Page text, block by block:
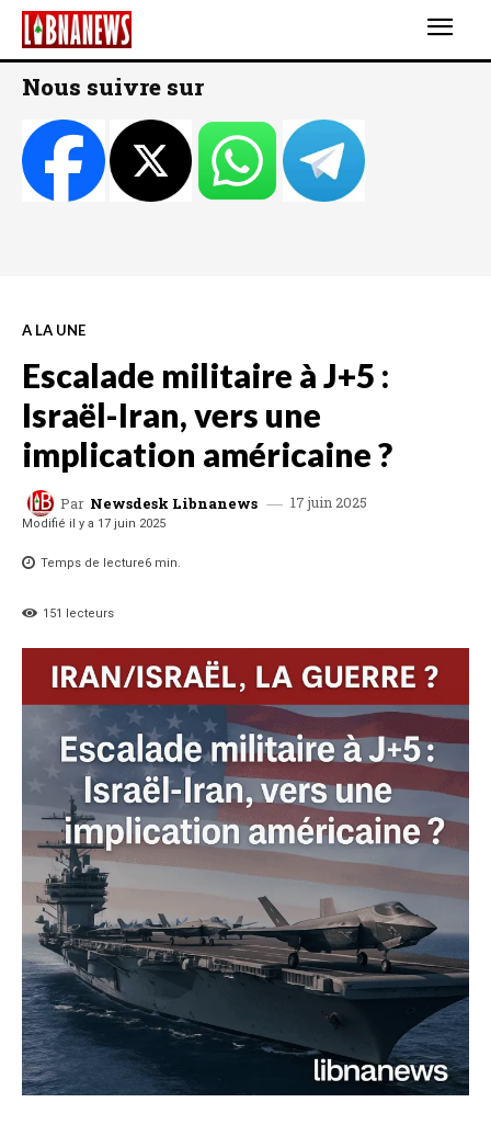
Nous suivre sur
A LA UNE
Escalade militaire à J+5 :
Israël-Iran, vers une
implication américaine ?
Par Newsdesk Libnanews 17 juin 2025
Modifié il y a 17 juin 2025
Temps de lecture6 min.
151 lecteurs